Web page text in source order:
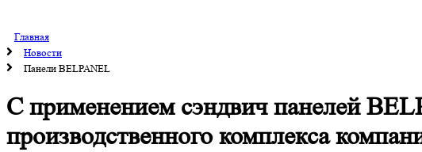
Главная
Новости
Панели BELPANEL
С применением сэндвич панелей
производственного комплекса